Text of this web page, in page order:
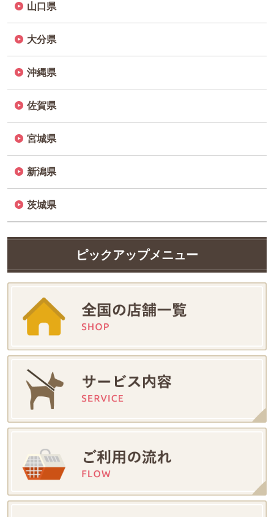
山口県
大分県
沖縄県
佐賀県
宮城県
新潟県
茨城県
ピックアップメニュー